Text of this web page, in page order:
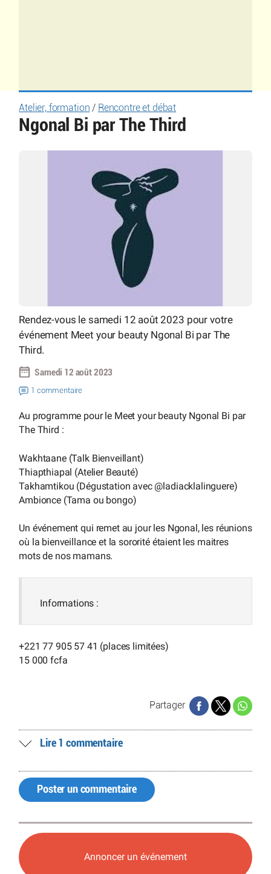
Atelier, formation / Rencontre et débat
Ngonal Bi par The Third
Rendez-vous le samedi 12 août 2023 pour votre
événement Meet your beauty Ngonal Bi par The
Third.
Samedi 12 août 2023
1 commentaire
Au programme pour le Meet your beauty Ngonal Bi par
The Third :
Wakhtaane (Talk Bienveillant)
Thiapthiapal (Atelier Beauté)
Takhamtikou (Dégustation avec @ladiacklalinguere)
Ambionce (Tama ou bongo)
Un événement qui remet au jour les Ngonal, les réunions
où la bienveillance et la sororité étaient les maitres
mots de nos mamans.
Informations :
+221 77 905 57 41 (places limitées)
15 000 fcfa
Partager
Lire 1 commentaire
Poster un commentaire
Annoncer un événement